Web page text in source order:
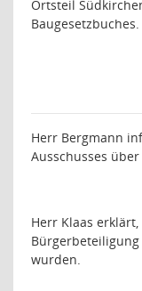
Ortsteil
Baugesetzbuches.
Herr Bergmann
Ausschusses
Herr Klaas
wurden.